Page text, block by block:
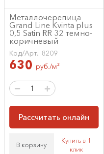
Металлочерепица
Grand Line Kvinta plus
0,5 Satin RR 32 темно-
коричневый
Код/Арт.: 8209
630 руб./м²
Рассчитать онлайн
В корзину
Купить в 1
клик